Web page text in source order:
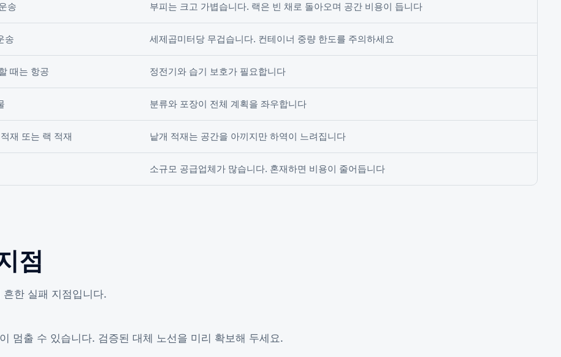
송 부피는 크고 가볍습니다. 랙은 빈 채로 돌아오며 공간 비용이 듭니다
송 세제곱미터당 무겁습니다. 컨테이너 중량 한도를 주의하세요
때는 항공 정전기와 습기 보호가 필요합니다
분류와 포장이 전체 계획을 좌우합니다
재 또는 랙 적재 낱개 적재는 공간을 아끼지만 하역이 느려집니다
소규모 공급업체가 많습니다. 혼재하면 비용이 줄어듭니다
점
한 실패 지점입니다.
멈출 수 있습니다. 검증된 대체 노선을 미리 확보해 두세요.